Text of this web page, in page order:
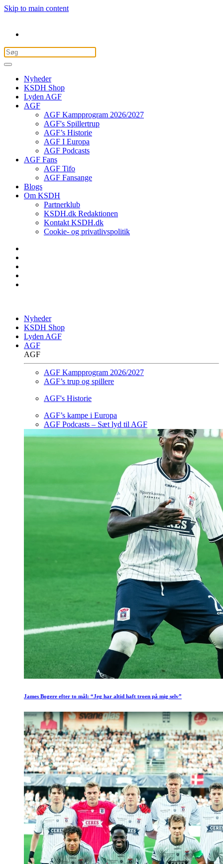
Skip to main content
Nyheder
KSDH Shop
Lyden AGF
AGF
AGF Kampprogram 2026/2027
AGF's Spillertrup
AGF’s Historie
AGF I Europa
AGF Podcasts
AGF Fans
AGF Tifo
AGF Fansange
Blogs
Om KSDH
Partnerklub
KSDH.dk Redaktionen
Kontakt KSDH.dk
Cookie- og privatlivspolitik
Nyheder
KSDH Shop
Lyden AGF
AGF
AGF
AGF Kampprogram 2026/2027
AGF’s trup og spillere
AGF's Historie
AGF’s kampe i Europa
AGF Podcasts – Sæt lyd til AGF
James Bogere efter to mål: “Jeg har altid haft troen på mig selv”